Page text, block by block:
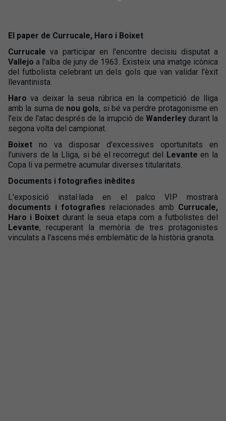
El paper de Currucale, Haro i Boixet
Currucale va participar en l'encontre decisiu disputat a
Vallejo a l'alba de juny de 1963. Existeix una imatge icònica
del futbolista celebrant un dels gols que van validar l'èxit
llevantinista.
Haro va deixar la seua rúbrica en la competició de lliga
amb la suma de nou gols, si bé va perdre protagonisme en
l'eix de l'atac després de la irrupció de Wanderley durant la
segona volta del campionat.
Boixet no va disposar d'excessives oportunitats en
l'univers de la Lliga, si bé el recorregut del
Levante en la
Copa li va permetre acumular diverses titularitats.
Documents i fotografies inèdites
L'exposició instal·lada en el palco VIP mostrarà
documents i fotografies relacionades amb Currucale,
Haro i Boixet durant la seua etapa com a futbolistes del
Levante, recuperant la memòria de tres protagonistes
vinculats a l'ascens més emblemàtic de la història granota.